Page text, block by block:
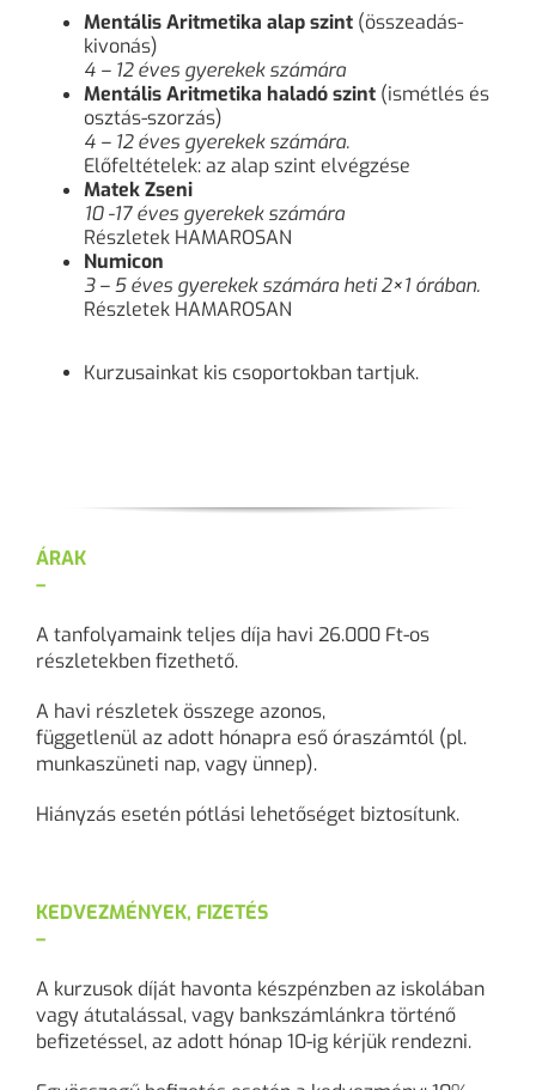
Mentális Aritmetika alap szint (összeadás-
kivonás)
4 – 12 éves gyerekek számára
Mentális Aritmetika haladó szint (ismétlés és
osztás-szorzás)
4 – 12 éves gyerekek számára.
Előfeltételek: az alap szint elvégzése
Matek Zseni
10 -17 éves gyerekek számára
Részletek HAMAROSAN
Numicon
3 – 5 éves gyerekek számára heti 2×1 órában.
Részletek HAMAROSAN
Kurzusainkat kis csoportokban tartjuk.
ÁRAK
–
A tanfolyamaink teljes díja havi 26.000 Ft-os
részletekben fizethető.
A havi részletek összege azonos,
függetlenül az adott hónapra eső óraszámtól (pl.
munkaszüneti nap, vagy ünnep).
Hiányzás esetén pótlási lehetőséget biztosítunk.
KEDVEZMÉNYEK, FIZETÉS
–
A kurzusok díját havonta készpénzben az iskolában
vagy átutalással, vagy bankszámlánkra történő
befizetéssel, az adott hónap 10-ig kérjük rendezni.